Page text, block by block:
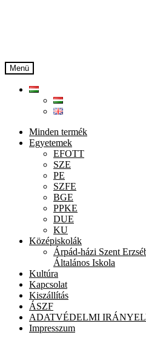
Menü
Minden termék
Egyetemek
EFOTT
SZE
PE
SZFE
BGE
PPKE
DUE
KU
Középiskolák
Árpád-házi Szent
Általános Iskola
Kultúra
Kapcsolat
Kiszállítás
ÁSZF
ADATVÉDELMI
Impresszum